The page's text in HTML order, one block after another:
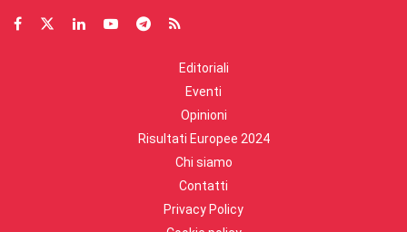
Editoriali
Eventi
Opinioni
Risultati Europee 2024
Chi siamo
Contatti
Privacy Policy